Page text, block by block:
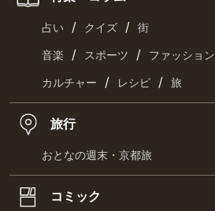
占い / クイズ / 街
音楽 / スポーツ / ファッション
カルチャー / レシピ / 旅
旅行
おとなの週末・京都旅
コミック